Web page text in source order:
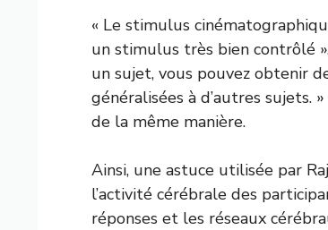
« Le stimulus
un stimulus très bien contrôlé
un sujet, vous pouvez obtenir
généralisées à d’autres
de la même manière.
Ainsi, une astuce utilisée par
l’activité cérébrale des
réponses et les réseaux